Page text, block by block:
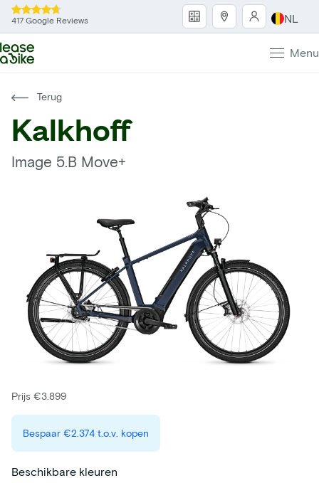
417 Google Reviews NL
Menu
Terug
Kalkhoff
Image 5.B Move+
Prijs €3.899
Bespaar €2.374 t.o.v. kopen
Beschikbare kleuren